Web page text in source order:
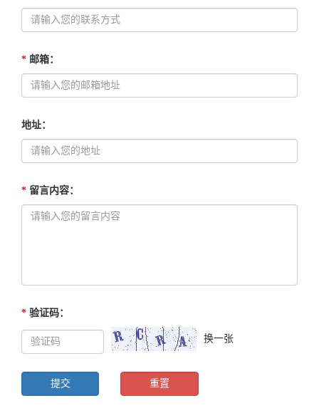
* 邮箱：
地址：
* 留言内容：
* 验证码：
换一张